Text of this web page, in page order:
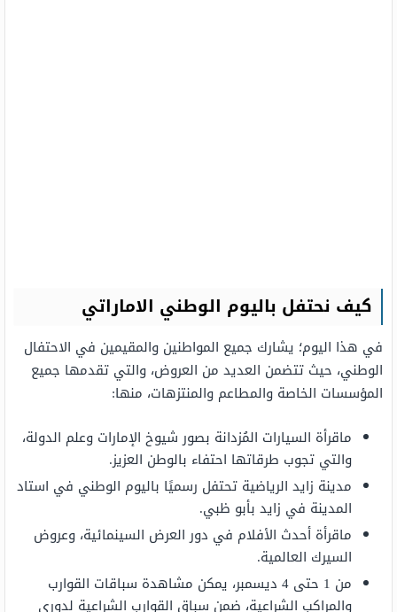
كيف نحتفل باليوم الوطني الاماراتي
في هذا اليوم؛ يشارك جميع المواطنين والمقيمين في الاحتفال
الوطني، حيث تتضمن العديد من العروض، والتي تقدمها جميع
المؤسسات الخاصة والمطاعم والمنتزهات، منها:
ماقرأة السيارات المُزدانة بصور شيوخ الإمارات وعلم الدولة،
والتي تجوب طرقاتها احتفاء بالوطن العزيز.
مدينة زايد الرياضية تحتفل رسميًا باليوم الوطني في استاد
المدينة في زايد بأبو ظبي.
ماقرأة أحدث الأفلام في دور العرض السينمائية، وعروض
السيرك العالمية.
من 1 حتى 4 ديسمبر، يمكن مشاهدة سباقات القوارب
والمراكب الشراعية، ضمن سباق القوارب الشراعية لدوري